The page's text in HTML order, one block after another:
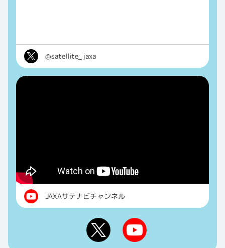
@satellite_jaxa
JAXAサテナビチャンネル